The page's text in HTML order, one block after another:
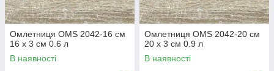
Омлетниця OMS 2042-16 см
16 х 3 см 0.6 л
В наявності
Омлетниця OMS 2042-20 см
20 х 3 см 0.9 л
В наявності